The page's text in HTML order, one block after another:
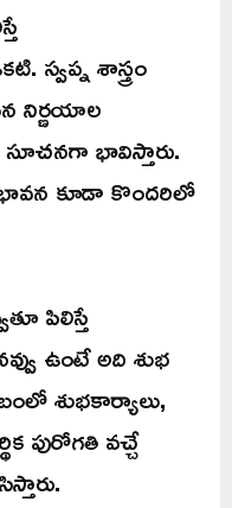
స్వప్న శాస్త్రం
నిర్ణయాల
భావిస్తారు.
భావన కూడా కొందరిలో
పిలిస్తే
ఉంటే అది శుభ
శుభకార్యాలు,
పురోగతి వచ్చే